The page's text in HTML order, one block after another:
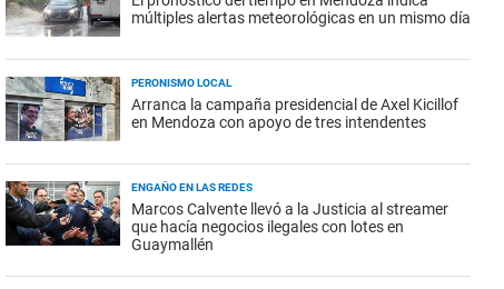
múltiples alertas meteorológicas en un mismo día
PERONISMO LOCAL
Arranca la campaña presidencial de Axel Kicillof
en Mendoza con apoyo de tres intendentes
ENGAÑO EN LAS REDES
Marcos Calvente llevó a la Justicia al streamer
que hacía negocios ilegales con lotes en
Guaymallén